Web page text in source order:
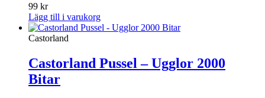
99 kr
Lägg till i varukorg
Castorland
Castorland Pussel – Ugglor 2000
Bitar